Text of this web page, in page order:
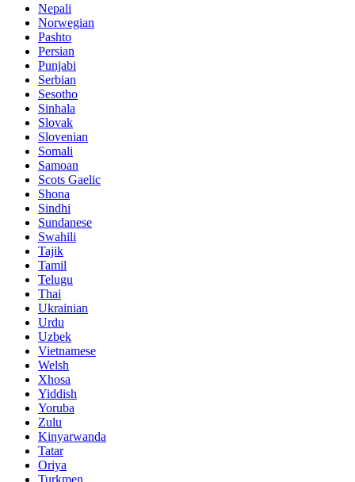
Nepali
Norwegian
Pashto
Persian
Punjabi
Serbian
Sesotho
Sinhala
Slovak
Slovenian
Somali
Samoan
Scots Gaelic
Shona
Sindhi
Sundanese
Swahili
Tajik
Tamil
Telugu
Thai
Ukrainian
Urdu
Uzbek
Vietnamese
Welsh
Xhosa
Yiddish
Yoruba
Zulu
Kinyarwanda
Tatar
Oriya